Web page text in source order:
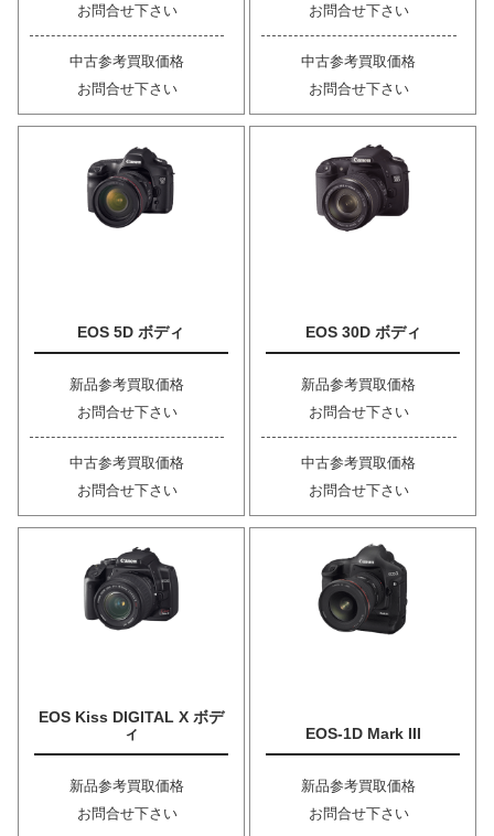
お問合せ下さい
中古参考買取価格
お問合せ下さい
お問合せ下さい
中古参考買取価格
お問合せ下さい
EOS 5D ボディ
新品参考買取価格
お問合せ下さい
中古参考買取価格
お問合せ下さい
EOS 30D ボディ
新品参考買取価格
お問合せ下さい
中古参考買取価格
お問合せ下さい
EOS Kiss DIGITAL X ボデ
ィ
新品参考買取価格
お問合せ下さい
EOS-1D Mark III
新品参考買取価格
お問合せ下さい